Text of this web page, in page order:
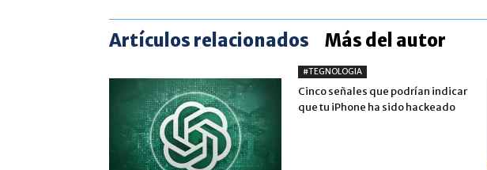
Artículos relacionados Más del autor
#TEGNOLOGIA
Cinco señales que podrían indicar
que tu iPhone ha sido hackeado